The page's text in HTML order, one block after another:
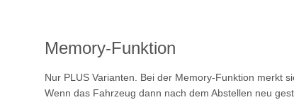
Memory-Funktion
Nur PLUS Varianten. Bei der Memory-Funktion merkt
Wenn das Fahrzeug dann nach dem Abstellen neu